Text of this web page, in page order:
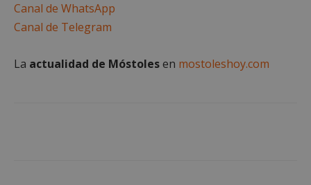
Canal de WhatsApp
Canal de Telegram
La actualidad de Móstolesen mostoleshoy.com